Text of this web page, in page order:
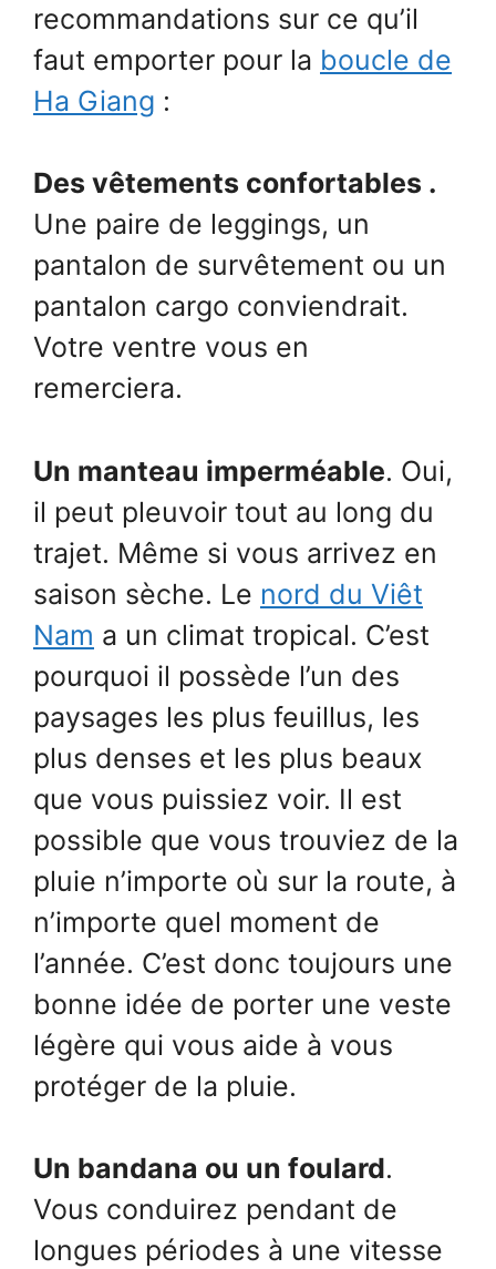
recommandations sur ce qu’il
faut emporter pour la boucle de
Ha Giang :
Des vêtements confortables .
Une paire de leggings, un
pantalon de survêtement ou un
pantalon cargo conviendrait.
Votre ventre vous en
remerciera.
Un manteau imperméable. Oui,
il peut pleuvoir tout au long du
trajet. Même si vous arrivez en
saison sèche. Le nord du Viêt
Nam a un climat tropical. C’est
pourquoi il possède l’un des
paysages les plus feuillus, les
plus denses et les plus beaux
que vous puissiez voir. Il est
possible que vous trouviez de la
pluie n’importe où sur la route, à
n’importe quel moment de
l’année. C’est donc toujours une
bonne idée de porter une veste
légère qui vous aide à vous
protéger de la pluie.
Un bandana ou un foulard.
Vous conduirez pendant de
longues périodes à une vitesse